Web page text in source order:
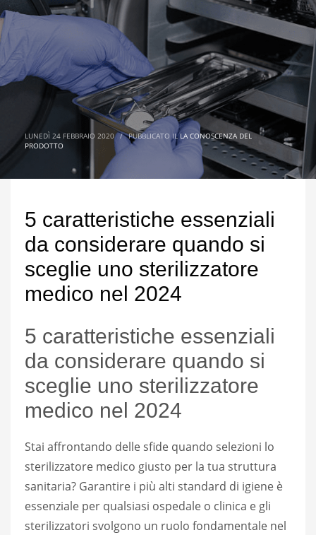
LUNEDÌ 24 FEBBRAIO 2020 / PUBBLICATO ILLA CONOSCENZA DEL
PRODOTTO
5 caratteristiche essenziali
da considerare quando si
sceglie uno sterilizzatore
medico nel 2024
5 caratteristiche essenziali
da considerare quando si
sceglie uno sterilizzatore
medico nel 2024
Stai affrontando delle sfide quando selezioni lo
sterilizzatore medico giusto per la tua struttura
sanitaria? Garantire i più alti standard di igiene è
essenziale per qualsiasi ospedale o clinica e gli
sterilizzatori svolgono un ruolo fondamentale nel